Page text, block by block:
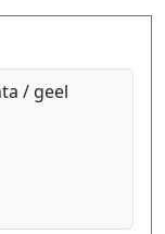
/ geel